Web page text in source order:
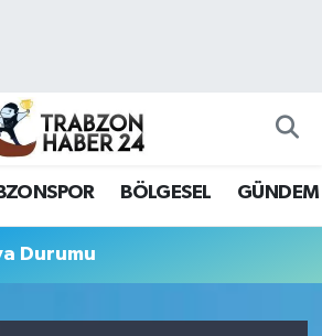
BÖLGESEL GÜNDEM
Durumu